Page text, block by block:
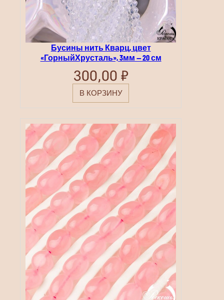
Бусины нить Кварц, цвет
«ГорныйХрусталь», 3мм — 20 см
300,00₽
В КОРЗИНУ